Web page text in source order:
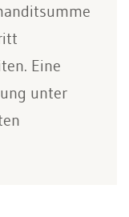
Eine
unter